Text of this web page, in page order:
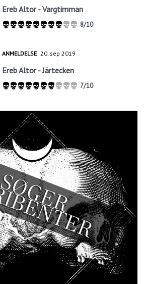
Ereb Altor - Vargtimman
8/10
ANMELDELSE 20. sep 2019
Ereb Altor - Järtecken
7/10